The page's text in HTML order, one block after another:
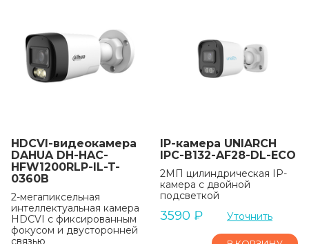
HDCVI-видеокамера
DAHUA DH-HAC-
HFW1200RLP-IL-T-
0360B
2-мегапиксельная
интеллектуальная камера
HDCVI с фиксированным
фокусом и двусторонней
связью
IP-камера UNIARCH
IPC-B132-AF28-DL-ECO
2МП цилиндрическая IP-
камера c двойной
подсветкой
3590 ₽ Уточнить